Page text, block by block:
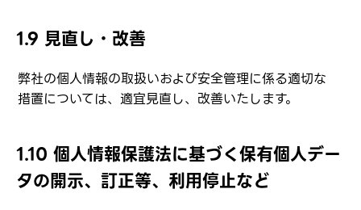
1.9 見直し・改善
弊社の個人情報の取扱いおよび安全管理に係る適切な
措置については、適宜見直し、改善いたします。
1.10 個人情報保護法に基づく保有個人デー
タの開示、訂正等、利用停止など